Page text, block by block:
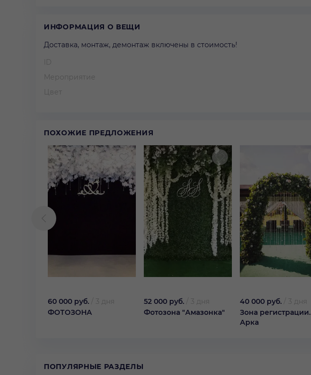
ИНФОРМАЦИЯ О ВЕЩИ
Доставка, монтаж, демонтаж включены в стоимость!
ID
Мероприятие
Цвет
ПОХОЖИЕ ПРЕДЛОЖЕНИЯ
60 000 руб.
3 дня
ФОТОЗОНА
52 000 руб.
3 дня
Фотозона "Амазонка"
40 000 руб.
3 дня
Зона регистрации.
Арка
ПОПУЛЯРНЫЕ РАЗДЕЛЫ